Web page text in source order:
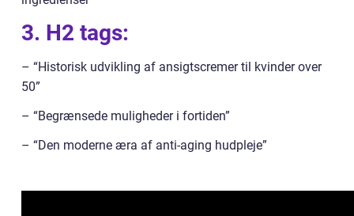
3. H2 tags:
– “Historisk udvikling af ansigtscremer til kvinder over
50”
– “Begrænsede muligheder i fortiden”
– “Den moderne æra af anti-aging hudpleje”